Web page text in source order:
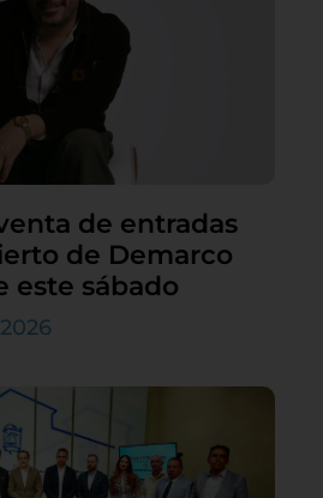
de entradas
de Demarco
este sábado